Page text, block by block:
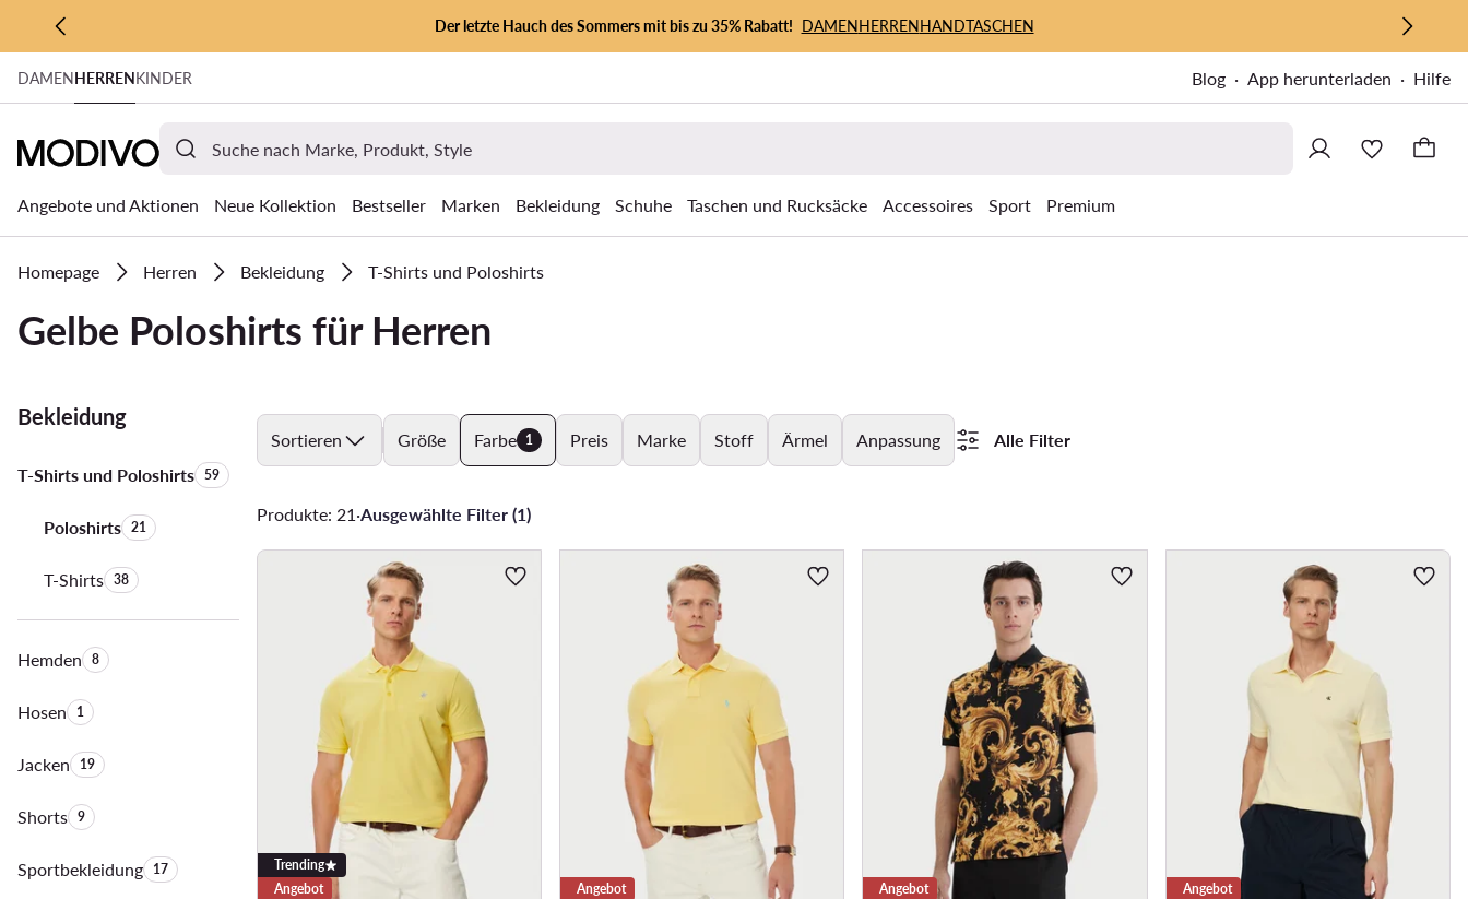
ZUM HAUPTINHALT SPRINGEN
ZUR SUCHE
Der letzte Hauch des Sommers mit bis zu 35% Rabatt! DAMENHERRENHANDTASCHEN
DAMENHERRENKINDER Blog App herunterladen Hilfe
Angebote und Aktionen Neue Kollektion Bestseller Marken Bekleidung Schuhe Taschen und Rucksäcke Accessoires Sport Premium
Homepage Herren Bekleidung T-Shirts und Poloshirts
Gelbe Poloshirts für Herren
Bekleidung
T-Shirts und PoloshirtsAnzahl der Produkte:
59
PoloshirtsAnzahl der Produkte:
21
T-ShirtsAnzahl der Produkte:
38
HemdenAnzahl der Produkte:
8
HosenAnzahl der Produkte:
1
JackenAnzahl der Produkte:
19
ShortsAnzahl der Produkte:
9
SportbekleidungAnzahl der Produkte:
17
Sortieren Größe Farbe 1 Preis Marke Stoff Ärmel Anpassung Alle Filter
Produkte: 21 ·Ausgewählte Filter (1)
Trending
Angebot
Angebot Angebot Angebot